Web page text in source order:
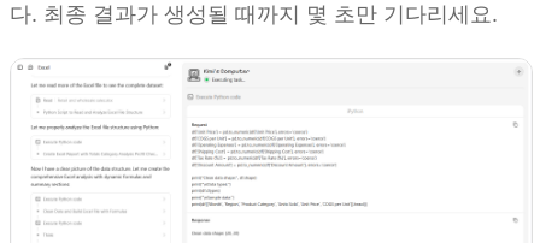
다. 최종 결과가 생성될 때까지 몇 초만 기다리세요.